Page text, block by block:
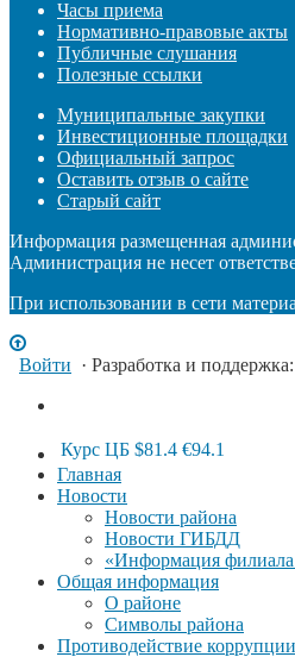
Часы приема
Нормативно-правовые акты
Публичные слушания
Полезные ссылки
Муниципальные закупки
Инвестиционные площадки
Официальный запрос
Оставить отзыв о сайте
Старый сайт
Информация размещенная
Администрация не несет
При использовании в сети
Войти · Разработка и
Курс ЦБ $81.4 €94.1
Главная
Новости
Новости района
Новости ГИБДД
«Информация филиала
Общая информация
О районе
Символы района
Противодействие коррупции